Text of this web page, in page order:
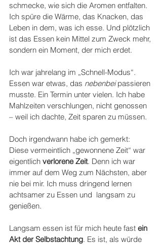
schmecke, wie sich die Aromen entfalten.
Ich spüre die Wärme, das Knacken, das
Leben in dem, was ich esse. Und plötzlich
ist das Essen kein Mittel zum Zweck mehr,
sondern ein Moment, der mich erdet.
Ich war jahrelang im „Schnell-Modus“.
Essen war etwas, das nebenbei passieren
musste. Ein Termin unter vielen. Ich habe
Mahlzeiten verschlungen, nicht genossen
– weil ich dachte, Zeit sparen zu müssen.
Doch irgendwann habe ich gemerkt:
Diese vermeintlich „gewonnene Zeit“ war
eigentlich verlorene Zeit. Denn ich war
immer auf dem Weg zum Nächsten, aber
nie bei mir. Ich muss dringend lernen
achtsamer zu Essen und  langsam zu
genießen.
Langsam essen ist für mich heute fast ein
Akt der Selbstachtung. Es ist, als würde